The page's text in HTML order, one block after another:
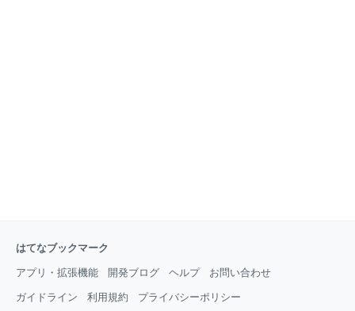
はてなブックマーク
アプリ・拡張機能 開発ブログ ヘルプ お問い合わせ
ガイドライン 利用規約 プライバシーポリシー